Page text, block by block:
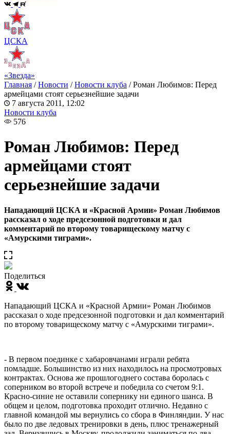
ЦСКА
«Звезда»
Главная /Новости /Новости клуба /Роман Любимов: Перед
армейцами стоят серьезнейшие задачи
7 августа 2011, 12:02
Новости клуба
576
Роман Любимов: Перед
армейцами стоят
серьезнейшие задачи
Нападающий ЦСКА и «Красной Армии» Роман Любимов
рассказал о ходе предсезонной подготовки и дал
комментарий по второму товарищескому матчу с
«Амурскими тиграми».
Поделиться
Нападающий ЦСКА и «Красной Армии» Роман Любимов
рассказал о ходе предсезонной подготовки и дал комментарий
по второму товарищескому матчу с «Амурскими тиграми».
- В первом поединке с хабаровчанами играли ребята
помладше. Большинство из них находилось на просмотровых
контрактах. Основа же прошлогоднего состава боролась с
соперником во второй встрече и победила со счетом 9:1.
Красно-синие не оставили сопернику ни единого шанса. В
общем и целом, подготовка проходит отлично. Недавно с
главной командой мы вернулись со сбора в Финляндии. У нас
было по две ледовых тренировки в день, плюс тренажерный